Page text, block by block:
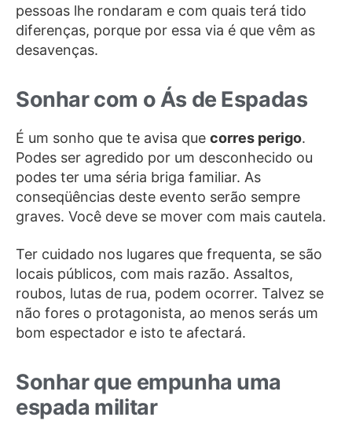
pessoas lhe rondaram e com quais terá tido
diferenças, porque por essa via é que vêm as
desavenças.
Sonhar com o Ás de Espadas
É um sonho que te avisa que corres perigo.
Podes ser agredido por um desconhecido ou
podes ter uma séria briga familiar. As
conseqüências deste evento serão sempre
graves. Você deve se mover com mais cautela.
Ter cuidado nos lugares que frequenta, se são
locais públicos, com mais razão. Assaltos,
roubos, lutas de rua, podem ocorrer. Talvez se
não fores o protagonista, ao menos serás um
bom espectador e isto te afectará.
Sonhar que empunha uma
espada militar